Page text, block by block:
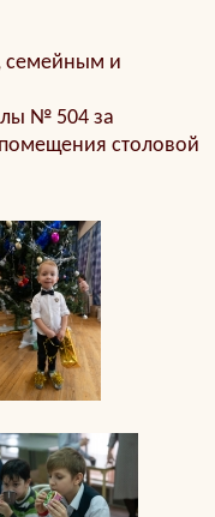
семейным и
№ 504 за
столовой